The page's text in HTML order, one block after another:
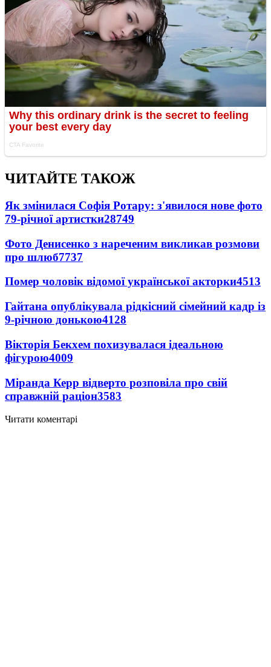
ЧИТАЙТЕ ТАКОЖ
Як змінилася Софія Ротару: з'явилося нове фото
79-річної артистки28749
Фото Денисенко з нареченим викликав розмови
про шлюб7737
Помер чоловік відомої української акторки4513
Гайтана опублікувала рідкісний сімейний кадр із
9-річною донькою4128
Вікторія Бекхем похизувалася ідеальною
фігурою4009
Міранда Керр відверто розповіла про свій
справжній раціон3583
Читати коментарі